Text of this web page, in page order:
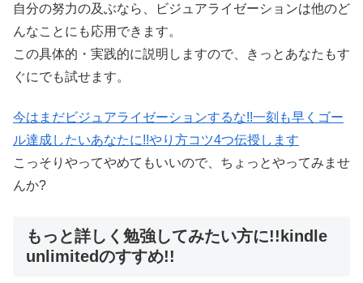
自分の努力の及ぶなら、ビジュアライゼーションは他のど
んなことにも応用できます。
この具体的・実践的に説明しますので、きっとあなたもす
ぐにでも試せます。
今はまだビジュアライゼーションするな!!一刻も早くゴー
ル達成したいあなたに!!やり方コツ4つ伝授します
こっそりやってやめてもいいので、ちょっとやってみませ
んか?
もっと詳しく勉強してみたい方に!!kindle
unlimitedのすすめ!!